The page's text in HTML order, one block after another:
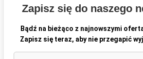
Zapisz się do naszego
Bądź na bieżąco z najnowszymi
Zapisz się teraz, aby nie przegapić